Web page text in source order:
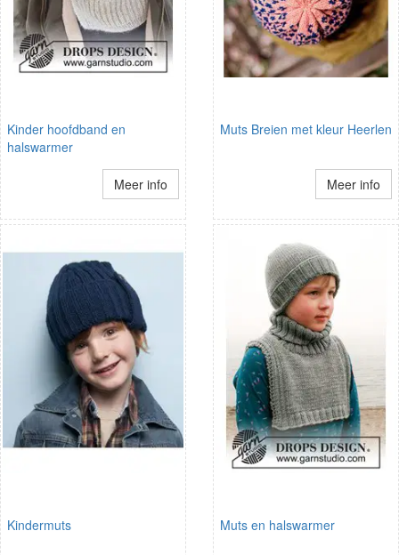
Kinder hoofdband en
halswarmer
Meer info
Muts Breien met kleur Heerlen
Meer info
Kindermuts Muts en halswarmer